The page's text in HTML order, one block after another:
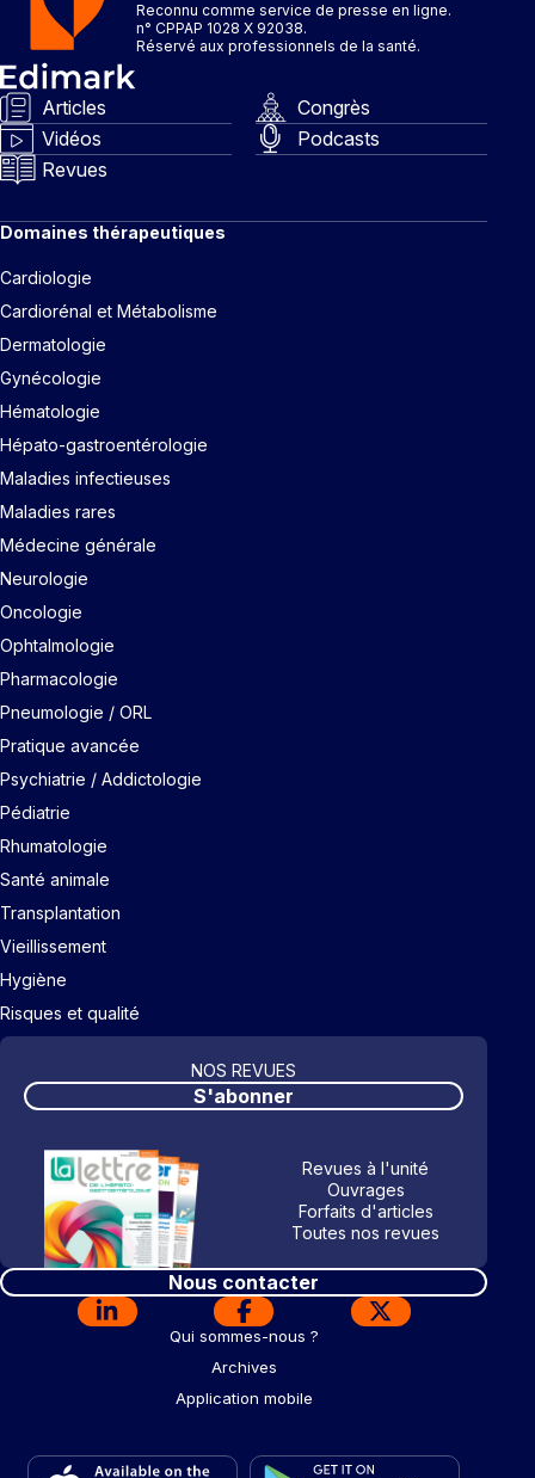
Reconnu comme service de presse en ligne.
n° CPPAP 1028 X 92038.
Réservé aux professionnels de la santé.
Articles
Congrès
Vidéos
Podcasts
Revues
Domaines thérapeutiques
Cardiologie
Cardiorénal et Métabolisme
Dermatologie
Gynécologie
Hématologie
Hépato-gastroentérologie
Maladies infectieuses
Maladies rares
Médecine générale
Neurologie
Oncologie
Ophtalmologie
Pharmacologie
Pneumologie / ORL
Pratique avancée
Psychiatrie / Addictologie
Pédiatrie
Rhumatologie
Santé animale
Transplantation
Vieillissement
Hygiène
Risques et qualité
NOS REVUES
S'abonner
Revues à l'unité
Ouvrages
Forfaits d'articles
Toutes nos revues
Nous contacter
Qui sommes-nous ?
Archives
Application mobile